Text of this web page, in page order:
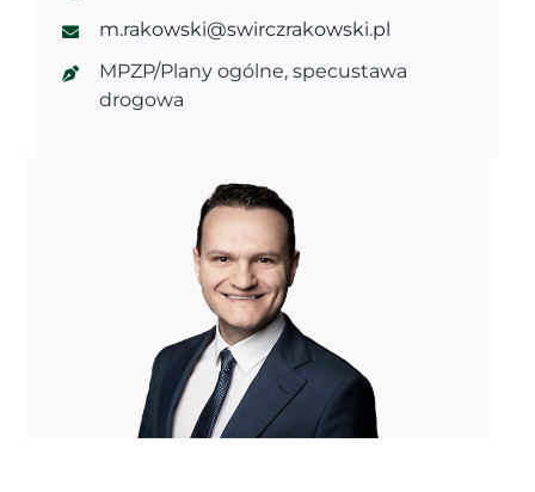
m.rakowski@swirczrakowski.pl
MPZP/Plany ogólne, specustawa
drogowa